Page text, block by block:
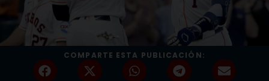
COMPARTE ESTA PUBLICACIÓN: